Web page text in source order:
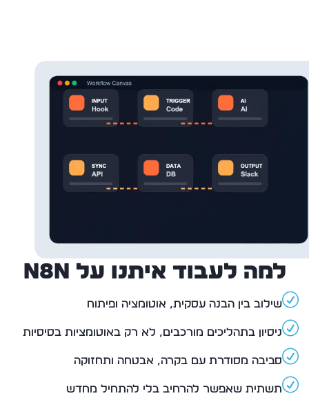
למה לעבוד איתנו על n8n
שילוב בין הבנה עסקית, אוטומציה ופיתוח
ניסיון בתהליכים מורכבים, לא רק באוטומציות בסיסיות
סביבה מסודרת עם בקרה, אבטחה ותחזוקה
תשתית שאפשר להרחיב בלי להתחיל מחדש